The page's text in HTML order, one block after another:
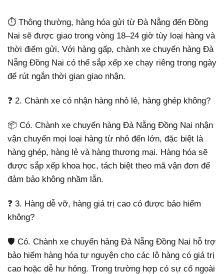
⏱️ Thông thường, hàng hóa gửi từ Đà Nẵng đến Đồng
Nai sẽ được giao trong vòng 18–24 giờ tùy loại hàng và
thời điểm gửi. Với hàng gấp, chành xe chuyển hàng Đà
Nẵng Đồng Nai có thể sắp xếp xe chạy riêng trong ngày
để rút ngắn thời gian giao nhận.
❓ 2. Chành xe có nhận hàng nhỏ lẻ, hàng ghép không?
📦 Có. Chành xe chuyển hàng Đà Nẵng Đồng Nai nhận
vận chuyển mọi loại hàng từ nhỏ đến lớn, đặc biệt là
hàng ghép, hàng lẻ và hàng thương mại. Hàng hóa sẽ
được sắp xếp khoa học, tách biệt theo mã vận đơn để
đảm bảo không nhầm lẫn.
❓ 3. Hàng dễ vỡ, hàng giá trị cao có được bảo hiểm
không?
🛡️ Có. Chành xe chuyển hàng Đà Nẵng Đồng Nai hỗ trợ
bảo hiểm hàng hóa tự nguyện cho các lô hàng có giá trị
cao hoặc dễ hư hỏng. Trong trường hợp có sự cố ngoài